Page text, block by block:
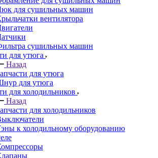
для сушильных машин
вентилятора
сушильных машин
для утюга
Назад
для утюга
для утюга
для холодильников
Назад
для холодильников
к холодильному оборудованию